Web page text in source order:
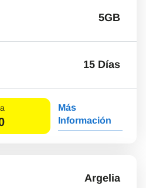
5GB
15 Días
Más
Información
Argelia